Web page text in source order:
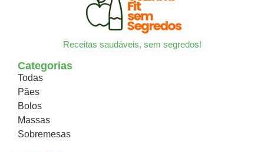
Receitas saudáveis, sem segredos!
Categorias
Todas
Pães
Bolos
Massas
Sobremesas